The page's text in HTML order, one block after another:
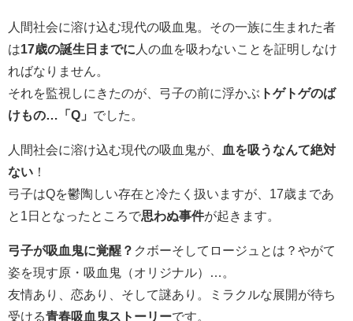
人間社会に溶け込む現代の吸血鬼。その一族に生まれた者
は17歳の誕生日までに 人の血を吸わないことを証明しなけ
ればなりません。
それを監視しにきたのが、弓子の前に浮かぶ トゲトゲのば
けもの…「Q」 でした。
人間社会に溶け込む現代の吸血鬼が、
血を吸うなんて絶対
ない ！
弓子はQを鬱陶しい存在と冷たく扱いますが、17歳まであ
と1日となったところで思わぬ事件が起きます。
弓子が吸血鬼に覚醒？ クボーそしてロージュとは？やがて
姿を現す原・吸血鬼（オリジナル）…。
友情あり、恋あり、そして謎あり。ミラクルな展開が待ち
受ける青春吸血鬼ストーリーです。